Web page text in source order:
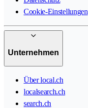
Cookie-Einstellungen
Unternehmen
Über local.ch
localsearch.ch
search.ch